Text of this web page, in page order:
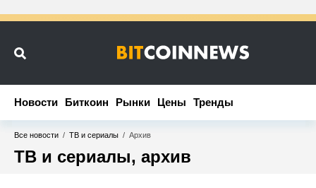
Новости Биткоин Рынки Цены Тренды
Новости Биткоин Рынки Цены Тренды
Все новости / ТВ и сериалы / Архив
ТВ и сериалы, архив